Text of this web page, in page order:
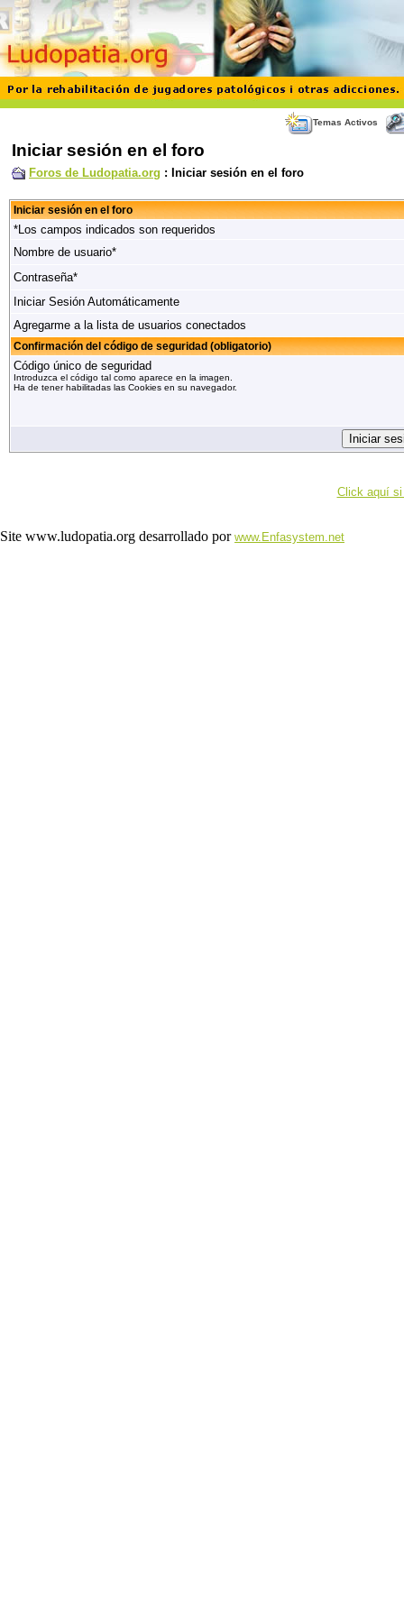
Temas Activos
Iniciar sesión en el foro
Foros de Ludopatia.org : Iniciar sesión en el foro
Iniciar sesión en el foro
*Los campos indicados son requeridos
Nombre de usuario*
Contraseña*
Iniciar Sesión Automáticamente
Agregarme a la lista de usuarios conectados
Confirmación del código de seguridad (obligatorio)
Código único de seguridad
Introduzca el código tal como aparece en la imagen.
Ha de tener habilitadas las Cookies en su navegador.
Click aquí si
Site www.ludopatia.org desarrollado por www.Enfasystem.net